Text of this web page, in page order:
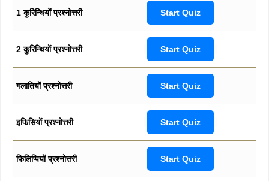
1 कुरिन्थियों प्रश्नोत्तरी Start Quiz
2 कुरिन्थियों प्रश्नोत्तरी Start Quiz
गलातियों प्रश्नोत्तरी Start Quiz
इफिसियों प्रश्नोत्तरी Start Quiz
फिलिप्पियों प्रश्नोत्तरी Start Quiz